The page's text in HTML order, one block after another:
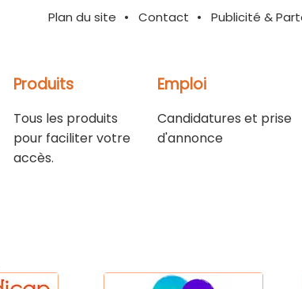
Plan du site Contact Publicité &
Produits
Tous les produits
pour faciliter votre
accès.
Emploi
Candidatures et prise
d'annonce